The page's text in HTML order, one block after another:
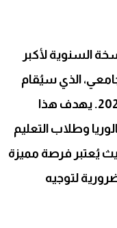
السنوية لأكبر
الذي سيُقام
يومي الجمعة 27 والسبت 28 دجنبر2024. يهدف هذا
وطلاب التعليم
حيث يُعتبر فرصة مميزة
لتوجيه